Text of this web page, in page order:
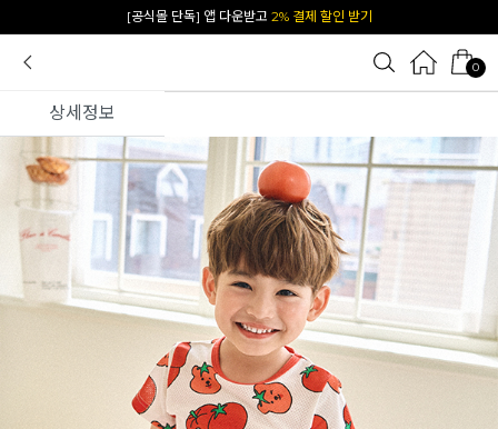
[공식몰 단독] 앱 다운받고 2% 결제 할인 받기
0
상세정보